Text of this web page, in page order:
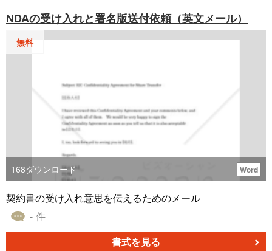
NDAの受け入れと署名版送付依頼（英文メール）
無料
168ダウンロード Word
契約書の受け入れ意思を伝えるためのメール
- 件
書式を見る